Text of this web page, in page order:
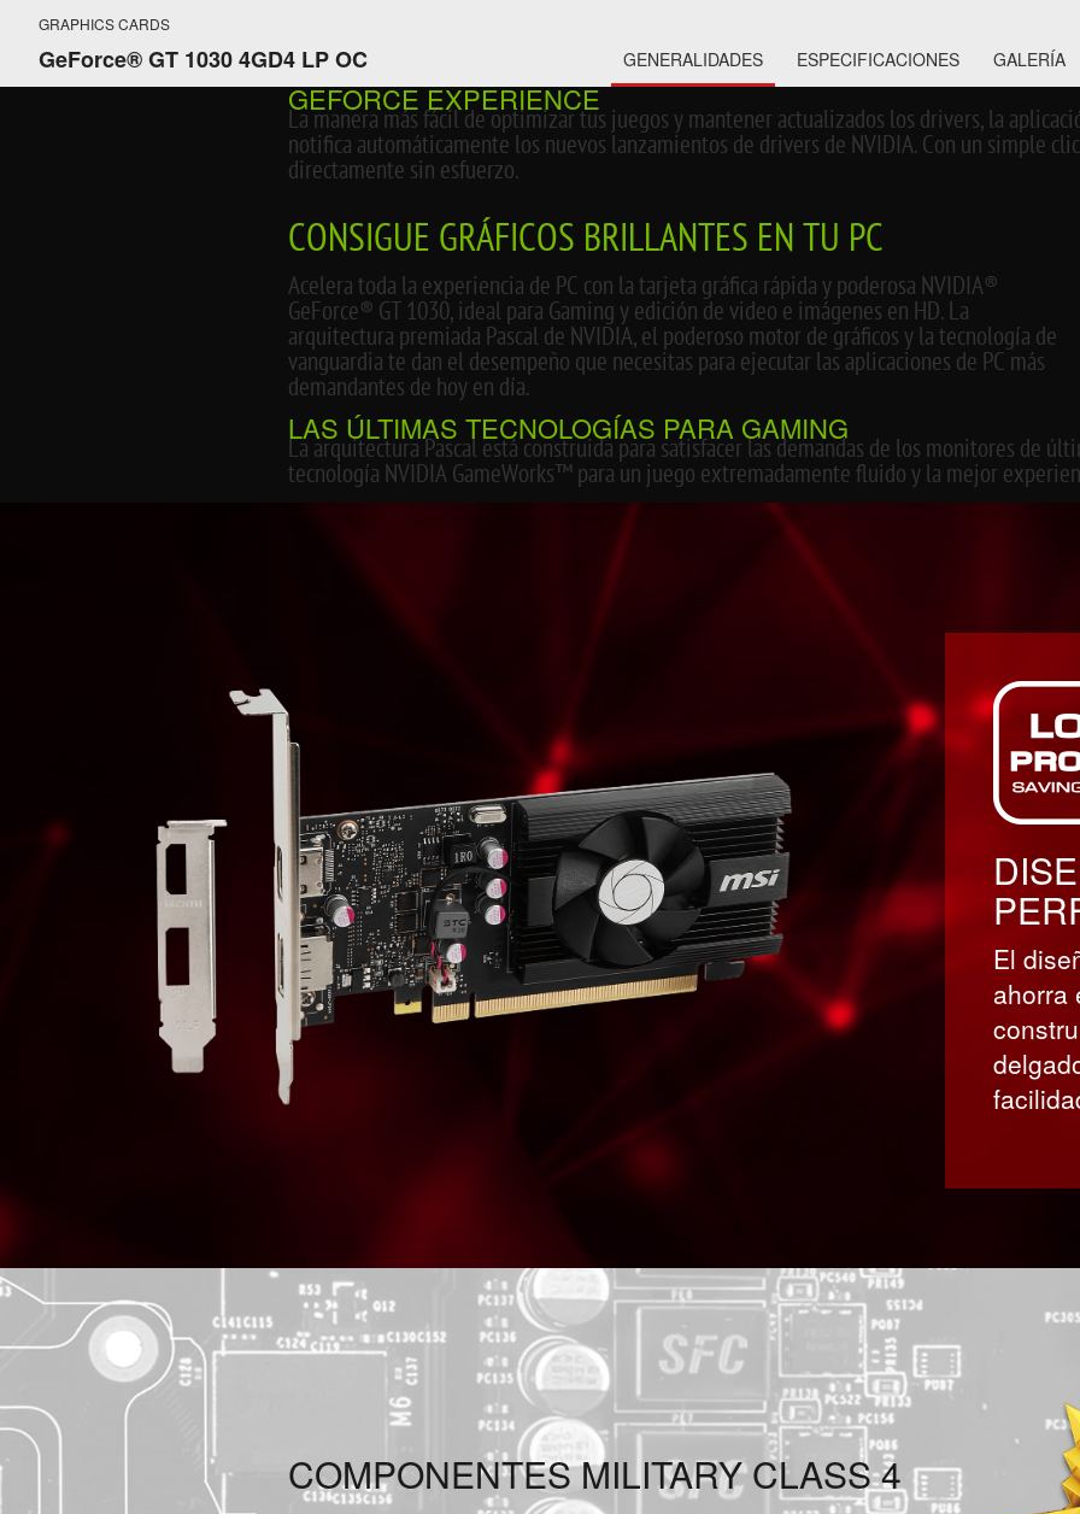
GRAPHICS CARDS
GeForce® GT 1030 4GD4 LP OC GENERALIDADES ESPECIFICACIONES GALERÍA
GEFORCE EXPERIENCE
La manera más fácil de optimizar tus juegos y mantener actualizados los drivers, la
notifica automáticamente los nuevos lanzamientos de drivers de NVIDIA. Con un simple
directamente sin esfuerzo.
CONSIGUE GRÁFICOS BRILLANTES EN TU PC
Acelera toda la experiencia de PC con la tarjeta gráfica rápida y poderosa NVIDIA®
GeForce® GT 1030, ideal para Gaming y edición de video e imágenes en HD. La
arquitectura premiada Pascal de NVIDIA, el poderoso motor de gráficos y la tecnología de
vanguardia te dan el desempeño que necesitas para ejecutar las aplicaciones de PC más
demandantes de hoy en día.
LAS ÚLTIMAS TECNOLOGÍAS PARA GAMING
La arquitectura Pascal está construida para satisfacer las demandas de los monitores de
tecnología NVIDIA GameWorks™ para un juego extremadamente fluido y la mejor
El
ahorra
COMPONENTES MILITARY CLASS 4